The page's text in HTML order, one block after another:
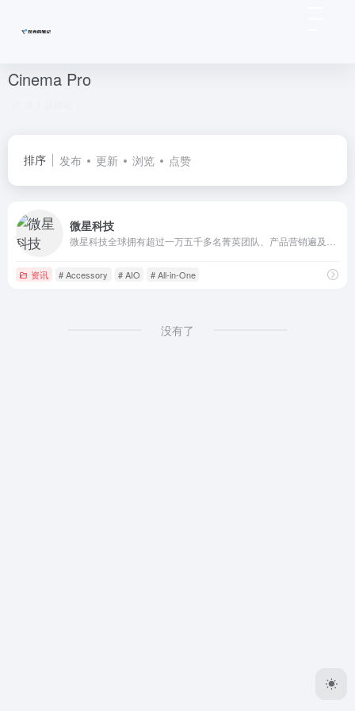
Cinema Pro
排序 发布 更新 浏览 点赞
微星科技
资讯 # Accessory # AIO # All-in-One
没有了